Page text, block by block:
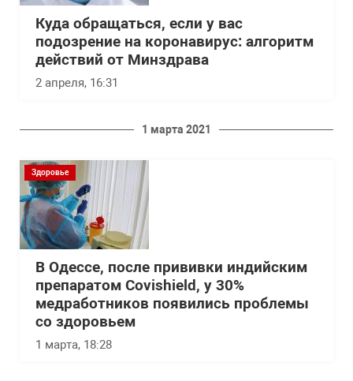
Куда обращаться, если у вас
подозрение на коронавирус: алгоритм
действий от Минздрава
2 апреля, 16:31
1 марта 2021
Здоровье
В Одессе, после прививки индийским
препаратом Covishield, у 30%
медработников появились проблемы
со здоровьем
1 марта, 18:28